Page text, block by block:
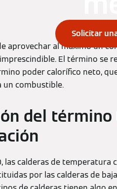
Solicitar
aprovechar al máximo un
El término se
poder calorífico neto,
un combustible.
del
las calderas de
por las calderas de